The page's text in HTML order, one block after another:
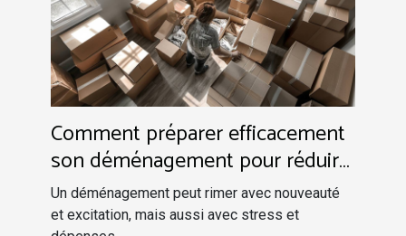
Comment préparer efficacement
son déménagement pour réduire
les coûts
Un déménagement peut rimer avec nouveauté
et excitation, mais aussi avec stress et